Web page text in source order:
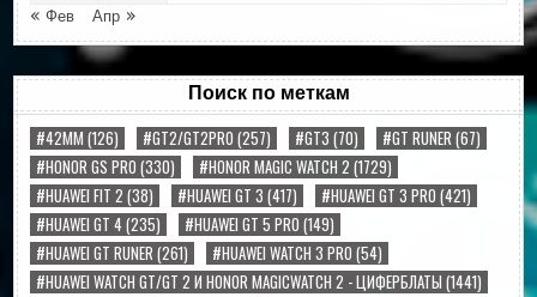
« Фев
Апр »
Поиск по меткам
#42MM (126) #GT2/GT2PRO (257) #GT3 (70) #GT RUNER(67)
#HONOR GS PRO (330) #HONOR MAGIC WATCH 2 (1729)
#HUAWEI FIT 2 (38) #HUAWEI GT 3 (417) #HUAWEI GT 3 PRO (421)
#HUAWEI GT 4(235) #HUAWEI GT 5 PRO (149)
#HUAWEI GT RUNER(261) #HUAWEI WATCH 3 PRO (54)
#HUAWEI WATCH GT/GT 2 И HONOR MAGICWATCH 2 - ЦИФЕРБЛАТЫ (1441)